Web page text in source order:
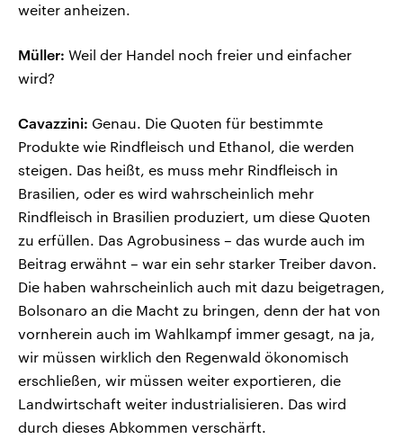
weiter anheizen.
Müller: Weil der Handel noch freier und einfacher
wird?
Cavazzini: Genau. Die Quoten für bestimmte
Produkte wie Rindfleisch und Ethanol, die werden
steigen. Das heißt, es muss mehr Rindfleisch in
Brasilien, oder es wird wahrscheinlich mehr
Rindfleisch in Brasilien produziert, um diese Quoten
zu erfüllen. Das Agrobusiness – das wurde auch im
Beitrag erwähnt – war ein sehr starker Treiber davon.
Die haben wahrscheinlich auch mit dazu beigetragen,
Bolsonaro an die Macht zu bringen, denn der hat von
vornherein auch im Wahlkampf immer gesagt, na ja,
wir müssen wirklich den Regenwald ökonomisch
erschließen, wir müssen weiter exportieren, die
Landwirtschaft weiter industrialisieren. Das wird
durch dieses Abkommen verschärft.